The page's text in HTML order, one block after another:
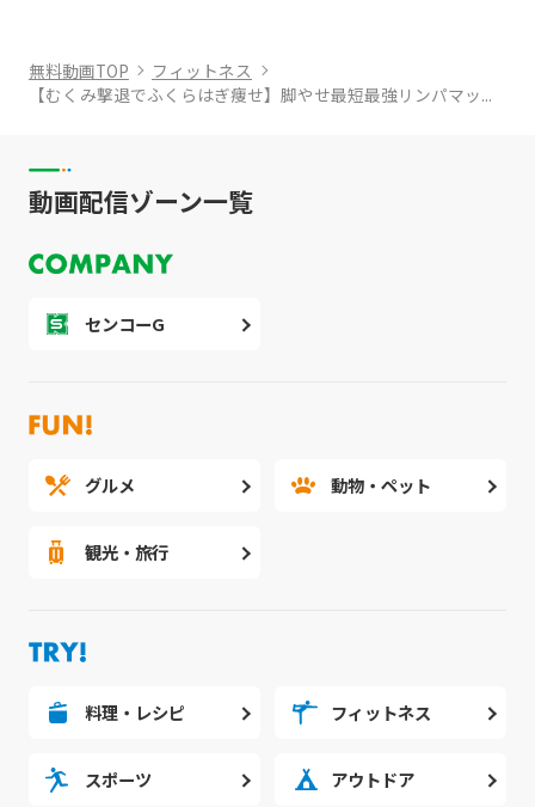
無料動画TOP
フィットネス
【むくみ撃退でふくらはぎ痩せ】脚やせ最短最強リンパマッ...
動画配信ゾーン一覧
センコーG
グルメ 動物・ペット
観光・旅行
料理・レシピ フィットネス
スポーツ アウトドア